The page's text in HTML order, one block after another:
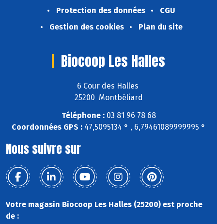
Protection des données
CGU
Gestion des cookies
Plan du site
Biocoop Les Halles
6 Cour des Halles
25200 Montbéliard
Téléphone :03 81 96 78 68
Coordonnées GPS : 47,5095134 ° , 6,79461089999995 °
Nous suivre sur
Votre magasin Biocoop Les Halles (25200) est proche
de :